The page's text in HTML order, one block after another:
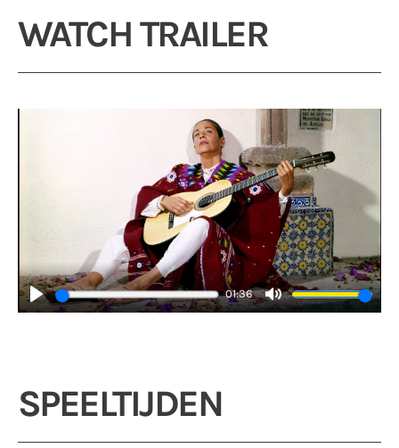
WATCH TRAILER
Play
01:36
Mute
SPEELTIJDEN